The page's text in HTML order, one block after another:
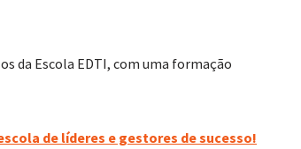
da Escola EDTI, com uma formação
de líderes e gestores de sucesso!